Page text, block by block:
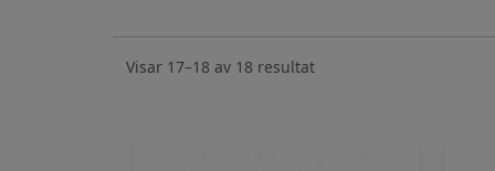
Visar 17–18 av 18 resultat